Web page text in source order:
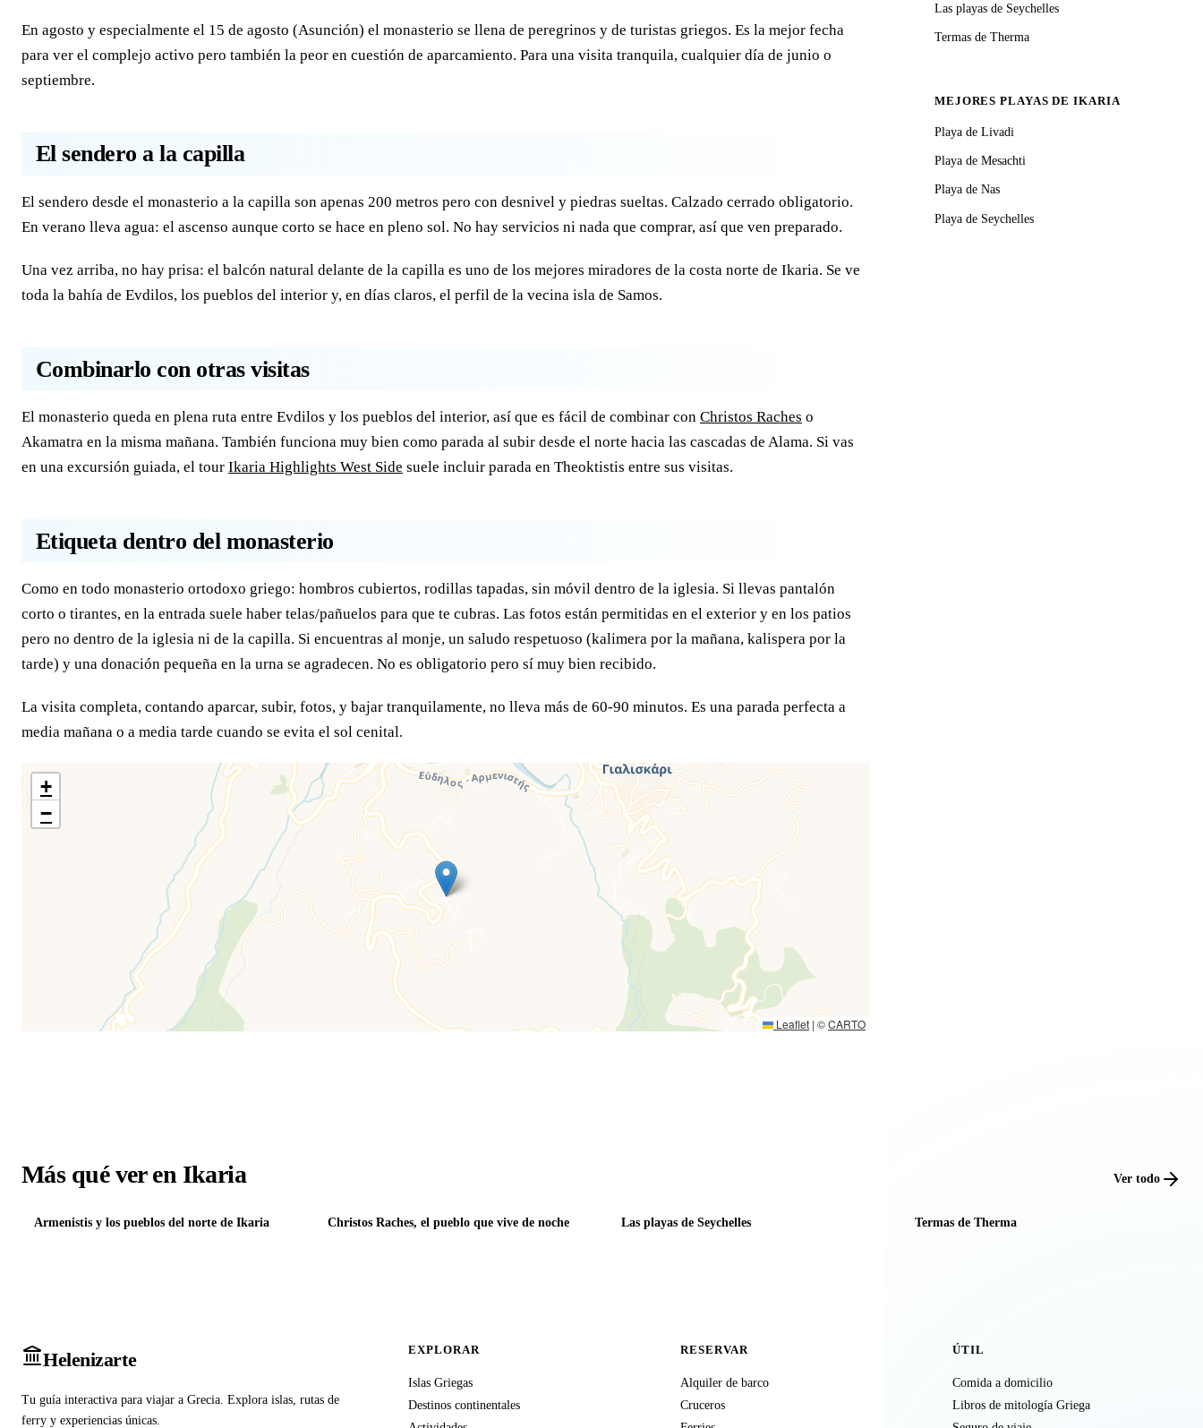
En agosto y especialmente el 15 de agosto (Asunción) el monasterio se llena de peregrinos y de turistas griegos. Es la mejor fecha
para ver el complejo activo pero también la peor en cuestión de aparcamiento. Para una visita tranquila, cualquier día de junio o
septiembre.
El sendero a la capilla
El sendero desde el monasterio a la capilla son apenas 200 metros pero con desnivel y piedras sueltas. Calzado cerrado obligatorio.
En verano lleva agua: el ascenso aunque corto se hace en pleno sol. No hay servicios ni nada que comprar, así que ven preparado.
Una vez arriba, no hay prisa: el balcón natural delante de la capilla es uno de los mejores miradores de la costa norte de Ikaria. Se ve
toda la bahía de Evdilos, los pueblos del interior y, en días claros, el perfil de la vecina isla de Samos.
Combinarlo con otras visitas
El monasterio queda en plena ruta entre Evdilos y los pueblos del interior, así que es fácil de combinar con Christos Raches o
Akamatra en la misma mañana. También funciona muy bien como parada al subir desde el norte hacia las cascadas de Alama. Si vas
en una excursión guiada, el tour Ikaria Highlights West Side suele incluir parada en Theoktistis entre sus visitas.
Etiqueta dentro del monasterio
Como en todo monasterio ortodoxo griego: hombros cubiertos, rodillas tapadas, sin móvil dentro de la iglesia. Si llevas pantalón
corto o tirantes, en la entrada suele haber telas/pañuelos para que te cubras. Las fotos están permitidas en el exterior y en los patios
pero no dentro de la iglesia ni de la capilla. Si encuentras al monje, un saludo respetuoso (kalimera por la mañana, kalispera por la
tarde) y una donación pequeña en la urna se agradecen. No es obligatorio pero sí muy bien recibido.
La visita completa, contando aparcar, subir, fotos, y bajar tranquilamente, no lleva más de 60-90 minutos. Es una parada perfecta a
media mañana o a media tarde cuando se evita el sol cenital.
+
−
Leaflet | ©CARTO
Las playas de Seychelles
Termas de Therma
MEJORES PLAYAS DE IKARIA
Playa de Livadi
Playa de Mesachti
Playa de Nas
Playa de Seychelles
Más qué ver en Ikaria Ver todo
Armenistis y los pueblos del norte de Ikaria Christos Raches, el pueblo que vive de noche Las playas de Seychelles Termas de Therma
Helenizarte
Tu guía interactiva para viajar a Grecia. Explora islas, rutas de
ferry y experiencias únicas.
EXPLORAR
Islas Griegas
Destinos continentales
RESERVAR
Alquiler de barco
Cruceros
ÚTIL
Comida a domicilio
Libros de mitología Griega